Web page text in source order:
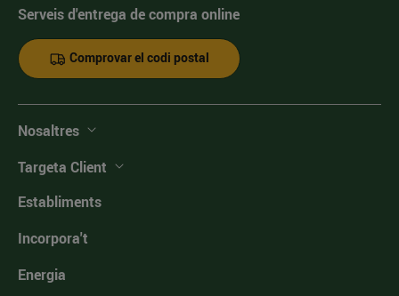
Serveis d'entrega de compra online
Comprovar el codi postal
Nosaltres
Targeta Client
Establiments
Incorpora't
Energia